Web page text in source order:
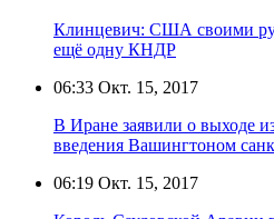
Клинцевич: США своими
ещё одну КНДР
06:33 Окт. 15, 2017
В Иране заявили о выходе
введения Вашингтоном
06:19 Окт. 15, 2017